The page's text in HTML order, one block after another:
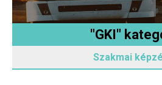
"GKI"
Szakmai